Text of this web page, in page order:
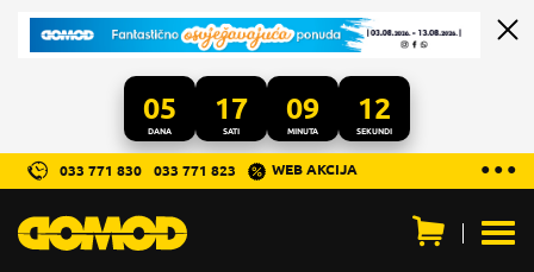
05
DANA
17
SATI
09
MINUTA
11
SEKUNDI
...
● ● ●
033 771 830 033 771 823 WEB AKCIJA